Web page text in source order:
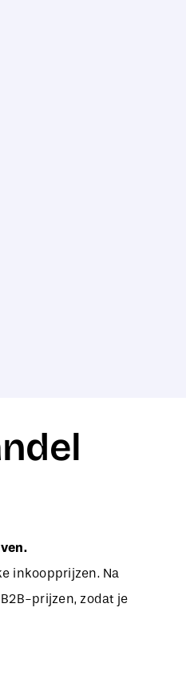
inkoopprijzen. Na
prijzen, zodat je